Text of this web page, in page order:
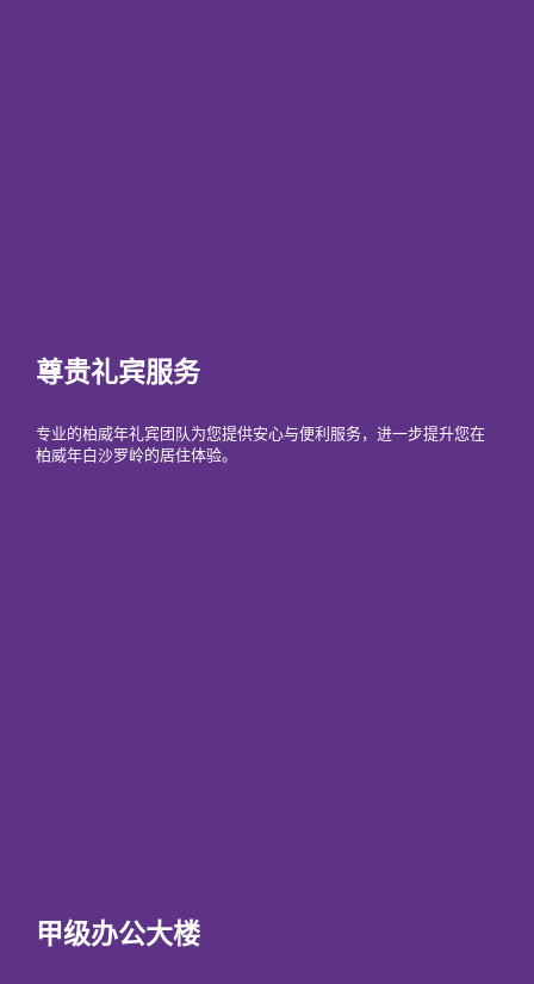
尊贵礼宾服务
专业的柏威年礼宾团队为您提供安心与便利服务，进一步提升您在
柏威年白沙罗岭的居住体验。
甲级办公大楼